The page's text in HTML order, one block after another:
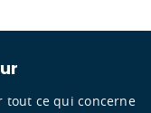
tout ce qui concerne